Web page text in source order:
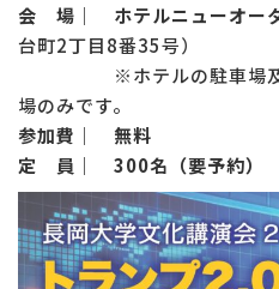
会 場｜ ホテルニューオー
台町2丁目8番35号）
※ホテルの駐車場及び
場のみです。
参加費｜ 無料
定 員｜ 300名（要予約）